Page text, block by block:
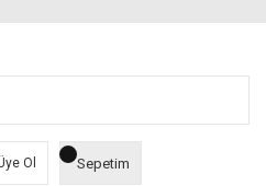
Ol Sepetim